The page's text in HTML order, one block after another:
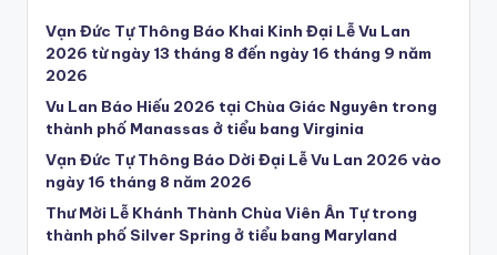
Vạn Đức Tự Thông Báo Khai Kinh Đại Lễ Vu Lan
2026 từ ngày 13 tháng 8 đến ngày 16 tháng 9 năm
2026
Vu Lan Báo Hiếu 2026 tại Chùa Giác Nguyên trong
thành phố Manassas ở tiểu bang Virginia
Vạn Đức Tự Thông Báo Dời Đại Lễ Vu Lan 2026 vào
ngày 16 tháng 8 năm 2026
Thư Mời Lễ Khánh Thành Chùa Viên Ân Tự trong
thành phố Silver Spring ở tiểu bang Maryland